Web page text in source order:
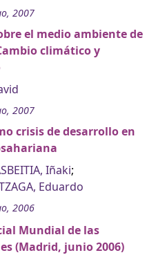
2007
el medio ambiente de
climático y
2007
crisis de desarrollo en
Iñaki;
Eduardo
2006
Mundial de las
(Madrid, junio 2006)